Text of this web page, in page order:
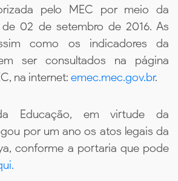
pelo MEC por meio da
02 de setembro de 2016. As
como os indicadores da
ser consultados na página
na internet: emec.mec.gov.br.
Educação, em virtude da
por um ano os atos legais da
conforme a portaria que pode